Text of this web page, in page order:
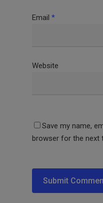
Email *
Website
Save my name,
browser for the next